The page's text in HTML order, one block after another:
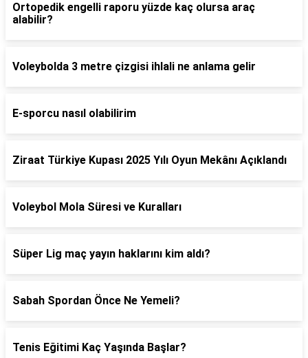
Ortopedik engelli raporu yüzde kaç olursa araç
alabilir?
Voleybolda 3 metre çizgisi ihlali ne anlama gelir
E-sporcu nasıl olabilirim
Ziraat Türkiye Kupası 2025 Yılı Oyun Mekânı Açıklandı
Voleybol Mola Süresi ve Kuralları
Süper Lig maç yayın haklarını kim aldı?
Sabah Spordan Önce Ne Yemeli?
Tenis Eğitimi Kaç Yaşında Başlar?